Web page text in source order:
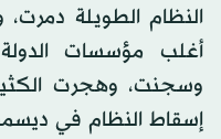
النظام الطويلة
أغلب مؤسسات الدولة
وسجنت، وهجرت